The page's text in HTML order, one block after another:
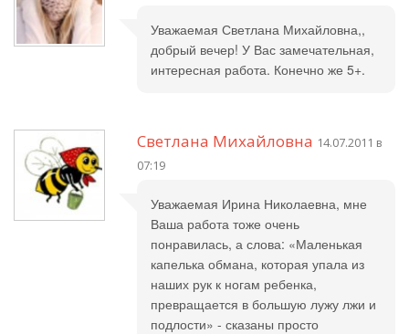
Уважаемая Светлана Михайловна,,
добрый вечер! У Вас замечательная,
интересная работа. Конечно же 5+.
Светлана Михайловна 14.07.2011 в
07:19
Уважаемая Ирина Николаевна, мне
Ваша работа тоже очень
понравилась, а слова: «Маленькая
капелька обмана, которая упала из
наших рук к ногам ребенка,
превращается в большую лужу лжи и
подлости» - сказаны просто